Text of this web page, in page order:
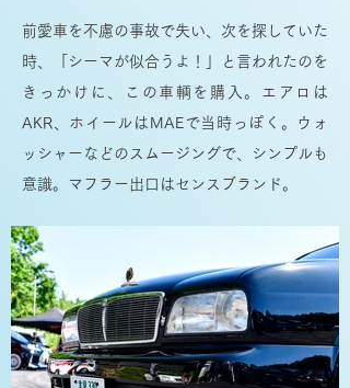
前愛車を不慮の事故で失い、次を探していた
時、「シーマが似合うよ！」と言われたのを
きっかけに、この車輌を購入。エアロは
AKR、ホイールはMAEで当時っぽく。ウォ
ッシャーなどのスムージングで、シンプルも
意識。マフラー出口はセンスブランド。